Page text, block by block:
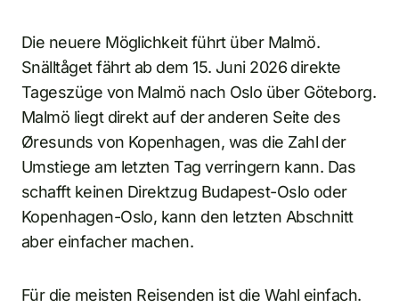
Die neuere Möglichkeit führt über Malmö.
Snälltåget fährt ab dem 15. Juni 2026 direkte
Tageszüge von Malmö nach Oslo über Göteborg.
Malmö liegt direkt auf der anderen Seite des
Øresunds von Kopenhagen, was die Zahl der
Umstiege am letzten Tag verringern kann. Das
schafft keinen Direktzug Budapest-Oslo oder
Kopenhagen-Oslo, kann den letzten Abschnitt
aber einfacher machen.
Für die meisten Reisenden ist die Wahl einfach.